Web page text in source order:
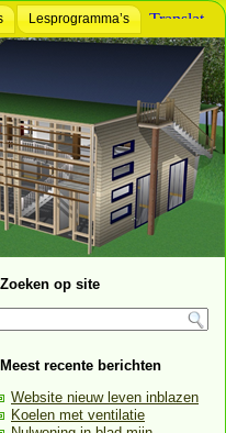
Lesprogramma’s
Zoeken op site
Meest recente berichten
Website nieuw leven inblazen
Koelen met ventilatie